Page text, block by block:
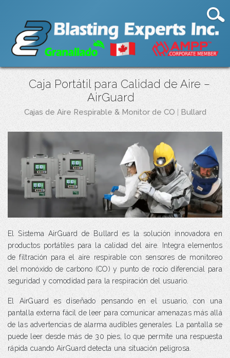
Caja Portátil para Calidad de Aire –
AirGuard
Cajas de Aire Respirable & Monitor de CO | Bullard
El Sistema AirGuard de Bullard es la solución innovadora en
productos portátiles para la calidad del aire. Integra elementos
de filtración para el aire respirable con sensores de monitoreo
del monóxido de carbono (CO) y punto de rocío diferencial para
seguridad y comodidad para la respiración del usuario.
El AirGuard es diseñado pensando en el usuario, con una
pantalla externa fácil de leer para comunicar amenazas más allá
de las advertencias de alarma audibles generales. La pantalla se
puede leer desde más de 30 pies, lo que permite una respuesta
rápida cuando AirGuard detecta una situación peligrosa.